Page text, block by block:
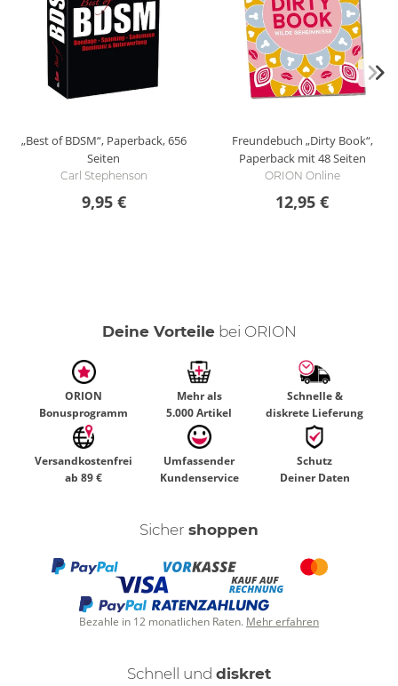
„Best of BDSM“, Paperback, 656
Seiten
Carl Stephenson
9,95 €
Freundebuch „Dirty Book“,
Paperback mit 48 Seiten
ORION Online
12,95 €
Deine Vorteilebei ORION
ORION
Bonusprogramm
Mehr als
5.000 Artikel
Schnelle &
diskrete Lieferung
Versandkostenfrei
ab 89 €
Umfassender
Kundenservice
Schutz
Deiner Daten
Sicher shoppen
Bezahle in 12 monatlichen Raten. Mehr erfahren
Schnell und diskret